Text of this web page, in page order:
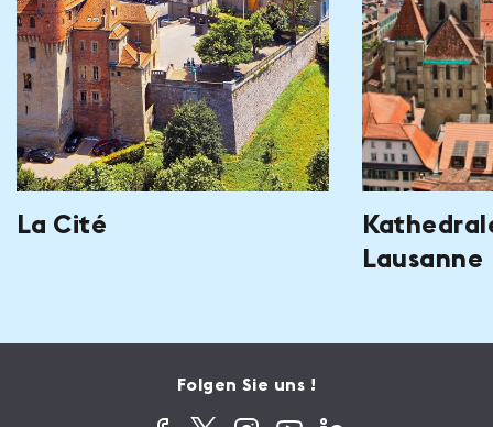
La Cité
Lausanne
Folgen Sie uns !